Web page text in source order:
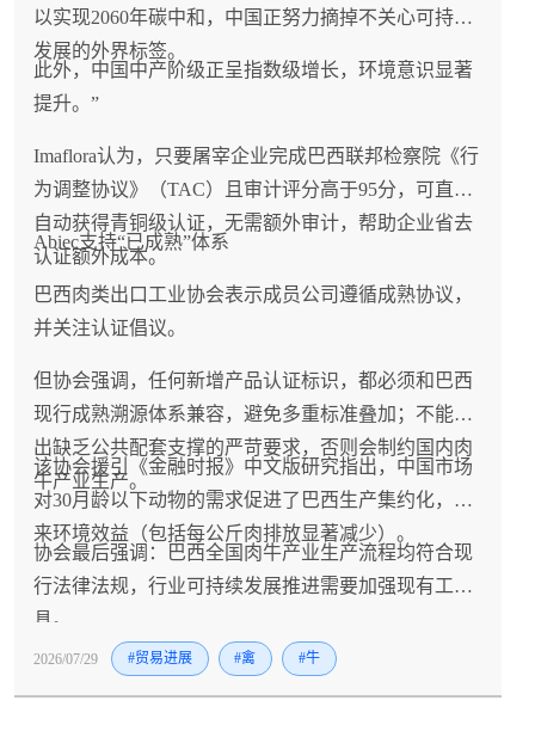
以实现2060年碳中和，中国正努力摘掉不关心可持续
发展的外界标签。
此外，中国中产阶级正呈指数级增长，环境意识显著
提升。”
Imaflora认为，只要屠宰企业完成巴西联邦检察院《行
为调整协议》（TAC）且审计评分高于95分，可直接
自动获得青铜级认证，无需额外审计，帮助企业省去
认证额外成本。
Abiec支持“已成熟”体系
巴西肉类出口工业协会表示成员公司遵循成熟协议，
并关注认证倡议。
但协会强调，任何新增产品认证标识，都必须和巴西
现行成熟溯源体系兼容，避免多重标准叠加；不能提
出缺乏公共配套支撑的严苛要求，否则会制约国内肉
牛产业生产。
该协会援引《金融时报》中文版研究指出，中国市场
对30月龄以下动物的需求促进了巴西生产集约化，带
来环境效益（包括每公斤肉排放显著减少）。
协会最后强调：巴西全国肉牛产业生产流程均符合现
行法律法规，行业可持续发展推进需要加强现有工
具。
2026/07/29 #贸易进展 #禽 #牛